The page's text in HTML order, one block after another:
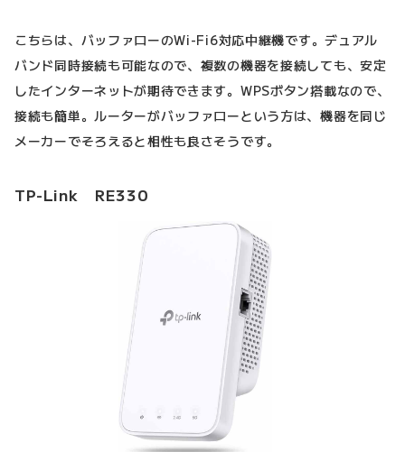
こちらは、バッファローのWi-Fi6対応中継機です。デュアル
バンド同時接続も可能なので、複数の機器を接続しても、安定
したインターネットが期待できます。WPSボタン搭載なので、
接続も簡単。ルーターがバッファローという方は、機器を同じ
メーカーでそろえると相性も良さそうです。
TP-Link RE330